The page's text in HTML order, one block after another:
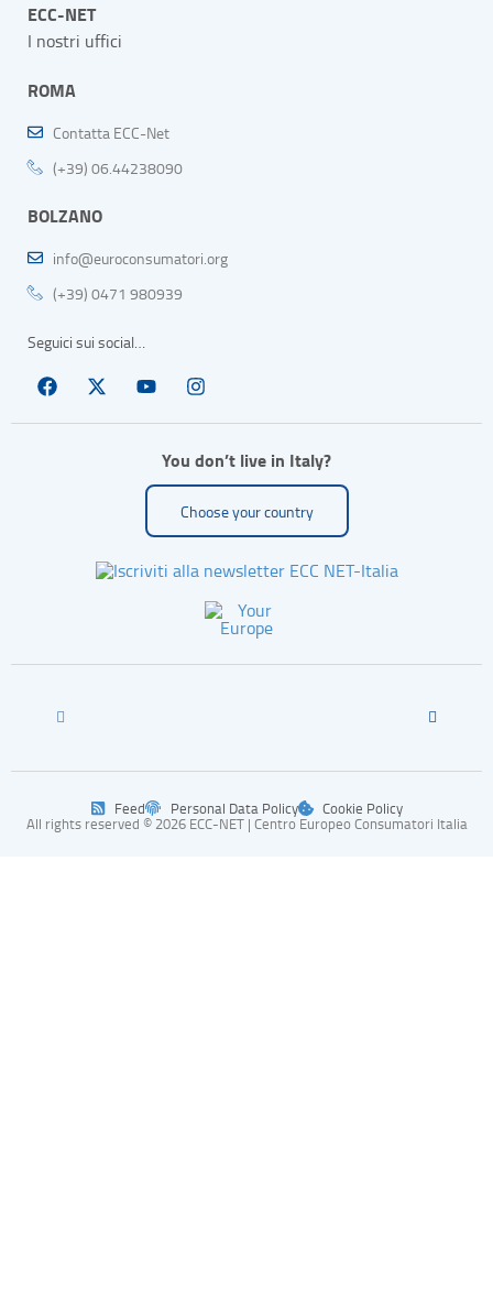
ECC-NET
I nostri uffici
ROMA
Contatta ECC-Net
(+39) 06.44238090
BOLZANO
info@euroconsumatori.org
(+39) 0471 980939
Seguici sui social…
You don’t live in Italy?
Choose your country
All rights reserved © 2026 ECC-NET | Centro Europeo Consumatori Italia
Feed Personal Data Policy Cookie Policy